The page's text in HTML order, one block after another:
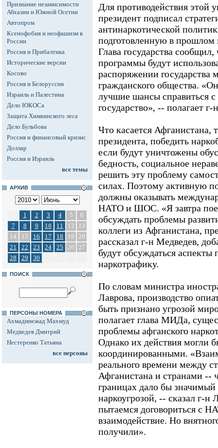
Признание независимости
Абхазии и Южной Осетии
Автопром
Ксенофобия и неофашизм в
России
Россия и Прибалтика
Исторические версии
Косово
Россия и Белоруссия
Израиль и Палестина
Дело ЮКОСа
Защита Химкинского леса
Дело Бульбова
Россия и финансовый кризис
Доллар
Россия и Израиль
все темы
АРХИВ
1 2 3 4 5
6
7
8 9 10 11 12
13
14
15 16 17 18 19 20
21
22 23 24 25 26 27
28
29 30
ПОИСК
ПЕРСОНЫ НОМЕРА
Ахмадинежад Махмуд
Медведев Дмитрий
Нестеренко Татьяна
все персоны
Для противодействия этой
президент подписал
антинаркотической
подготовленную в прошлом
Глава государства
программы будут
распоряжении
гражданского общества.
лучшие шансы справиться
государство», -- полагает
Что касается Афганистана,
президента, победить
если будут уничтожены
бедность, социальное
решить эту проблему
силах. Поэтому активную
должны оказывать
НАТО и ШОС. «Я завтра
обсуждать проблемы
коллеги из Афганистана,
рассказал г-н Медведев,
будут обсуждаться аспекты
наркотрафику.
По словам министра
Лаврова, производство
быть признано угрозой
полагает глава МИДа,
проблемы афганского
Однако их действия могли
координированными.
реального времени между
Афганистана и странами
границах дало бы значимый
наркоугрозой, -- сказал г-
пытаемся договориться с
взаимодействие. Но
получили».